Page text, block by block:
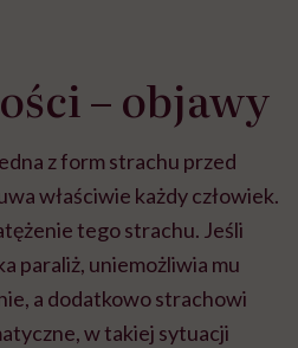
– objawy
z form strachu przed
właściwie każdy człowiek.
tego strachu. Jeśli
paraliż, uniemożliwia mu
a dodatkowo strachowi
w takiej sytuacji